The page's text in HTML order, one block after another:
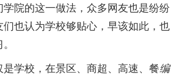
学院的这一做法，众多网友也是纷纷
们也认为学校够贴心，早该如此，也
是学校，在景区、商超、高速、餐编